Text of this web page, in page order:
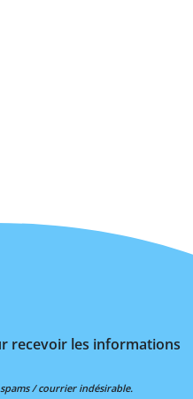
recevoir les informations
/ courrier indésirable.